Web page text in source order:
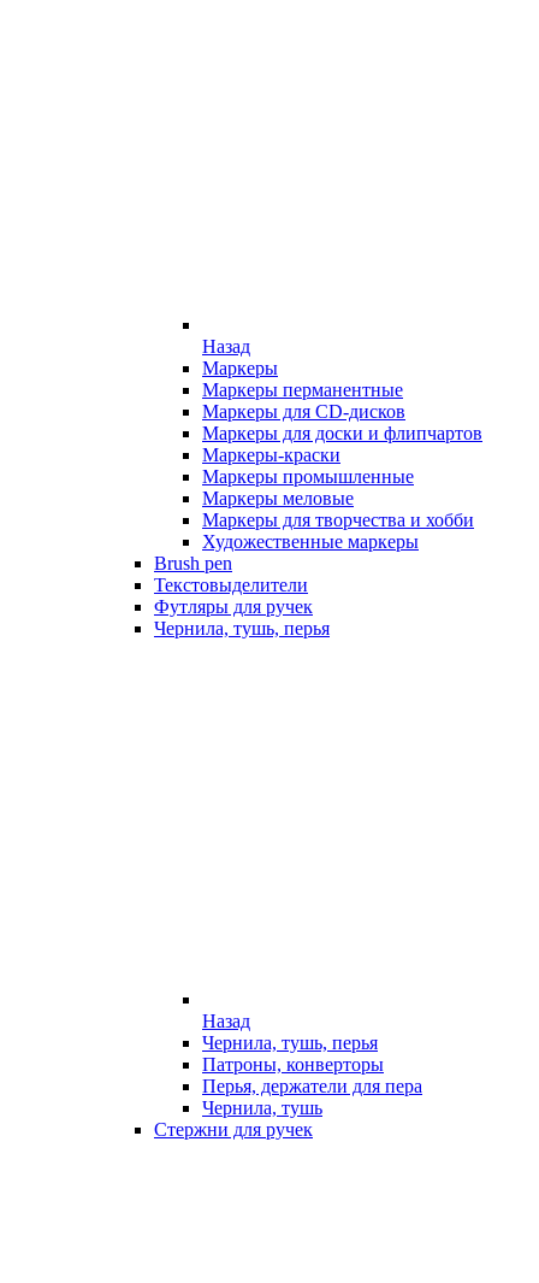
Назад
Маркеры
Маркеры перманентные
Маркеры для CD-дисков
Маркеры для доски и флипчартов
Маркеры-краски
Маркеры промышленные
Маркеры меловые
Маркеры для творчества и хобби
Художественные маркеры
Brush pen
Текстовыделители
Футляры для ручек
Чернила, тушь, перья
Назад
Чернила, тушь, перья
Патроны, конверторы
Перья, держатели для пера
Чернила, тушь
Стержни для ручек